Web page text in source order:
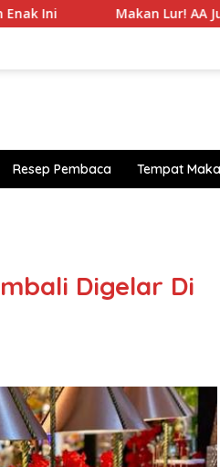
Lur! AA Juju Bagikan Daftar
Resep Pembaca Tempat
Digelar Di